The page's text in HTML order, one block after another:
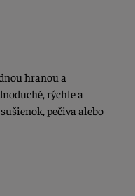
hranou a
rýchle a
pečiva alebo